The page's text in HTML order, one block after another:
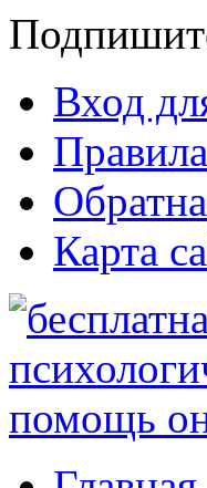
Вход
Карта